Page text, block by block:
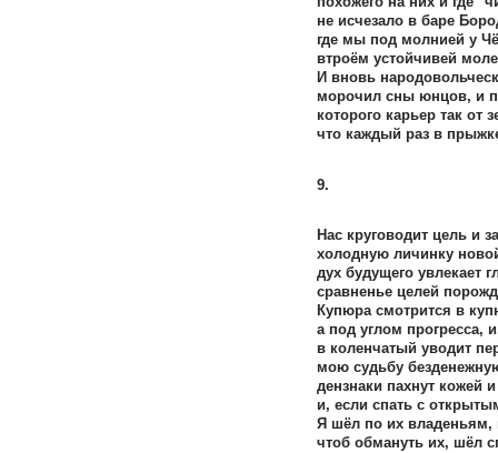
не исчезало в баре
где мы под молнией у
втроём устойчивей
И вновь
морочил сны юнцов, и
которого карьер так от
что каждый раз в
9.
Нас круговодит цель и
холодную личинку
дух будущего увлекает
сравненье целей
Купюра смотрится в
а под углом прогресса,
в коленчатый уводит
мою судьбу
дензнаки пахнут кожей
и, если спать с
Я шёл по их владеньям,
чтоб обмануть их, шёл